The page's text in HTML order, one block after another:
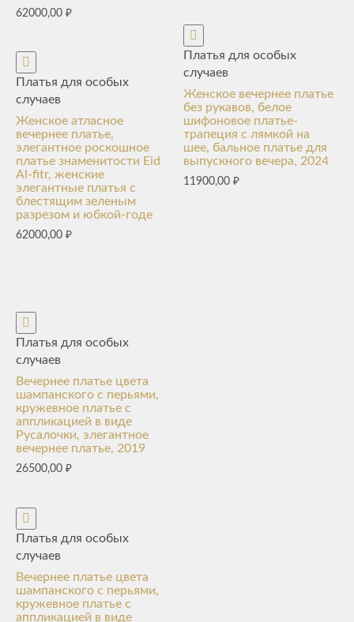
62000,00 ₽
Платья для особых
случаев
Женское атласное
вечернее платье,
элегантное роскошное
платье знаменитости Eid
Al-fitr, женские
элегантные платья с
блестящим зеленым
разрезом и юбкой-годе
62000,00 ₽
Платья для особых
случаев
Женское вечернее платье
без рукавов, белое
шифоновое платье-
трапеция с лямкой на
шее, бальное платье для
выпускного вечера, 2024
11900,00₽
Платья для особых
случаев
Вечернее платье цвета
шампанского с перьями,
кружевное платье с
аппликацией в виде
Русалочки, элегантное
вечернее платье, 2019
26500,00 ₽
Платья для особых
случаев
Вечернее платье цвета
шампанского с перьями,
кружевное платье с
аппликацией в виде